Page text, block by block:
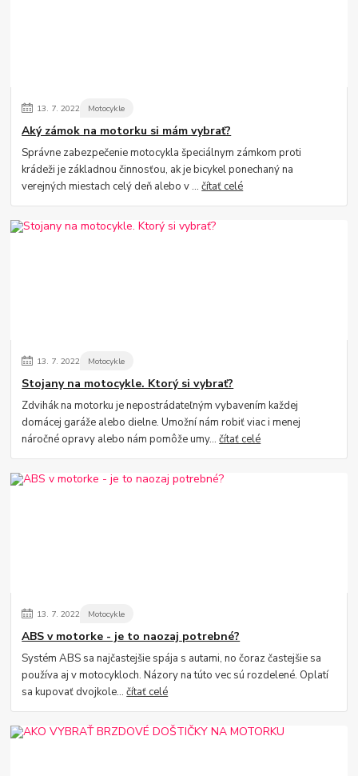
13. 7. 2022 Motocykle
Aký zámok na motorku si mám vybrať?
Správne zabezpečenie motocykla špeciálnym zámkom proti
krádeži je základnou činnosťou, ak je bicykel ponechaný na
verejných miestach celý deň alebo v ...čítať celé
13. 7. 2022 Motocykle
Stojany na motocykle. Ktorý si vybrať?
Zdvihák na motorku je nepostrádateľným vybavením každej
domácej garáže alebo dielne. Umožní nám robiť viac i menej
náročné opravy alebo nám pomôže umy...čítať celé
13. 7. 2022 Motocykle
ABS v motorke - je to naozaj potrebné?
Systém ABS sa najčastejšie spája s autami, no čoraz častejšie sa
používa aj v motocykloch. Názory na túto vec sú rozdelené. Oplatí
sa kupovať dvojkole...čítať celé